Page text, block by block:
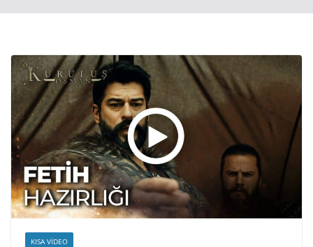
KISA VIDEO